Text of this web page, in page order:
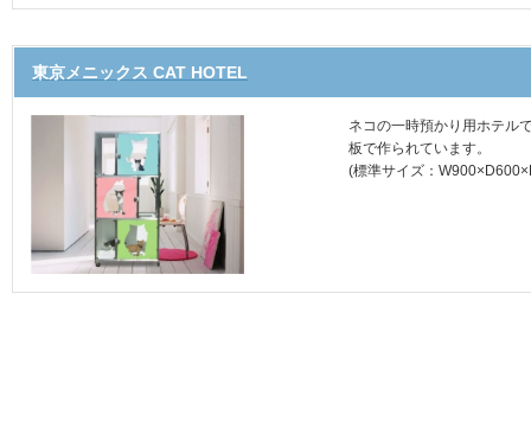
東京メニックス CAT HOTEL
ネコの一時預かり用ホテル
板で作られています。
(標準サイズ：